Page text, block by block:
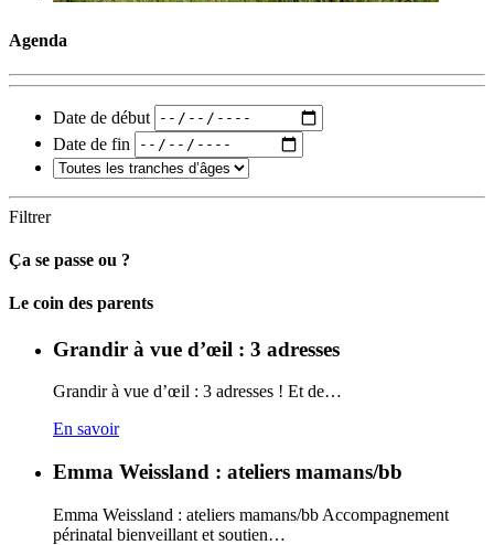
Agenda
Date de début
Date de fin
Filtrer
Ça se passe ou ?
Carto
Le coin des parents
Grandir à vue d’œil : 3 adresses
Grandir à vue d’œil : 3 adresses ! Et de…
En savoir
Emma Weissland : ateliers mamans/bb
Emma Weissland : ateliers mamans/bb Accompagnement
périnatal bienveillant et soutien…